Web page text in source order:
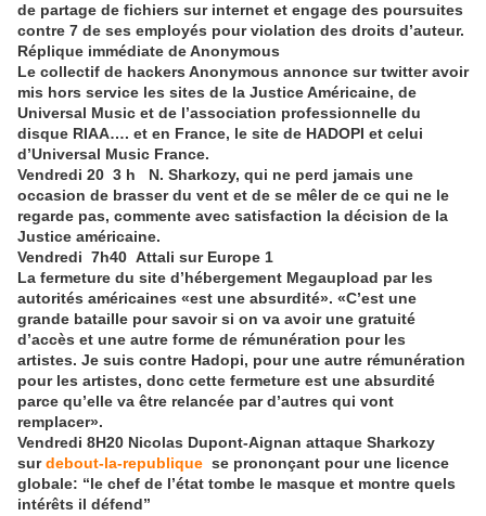
de partage de fichiers sur internet et engage des poursuites
contre 7 de ses employés pour violation des droits d’auteur.
Réplique immédiate de Anonymous
Le collectif de hackers Anonymous annonce sur twitter avoir
mis hors service les sites de la Justice Américaine, de
Universal Music et de l’association professionnelle du
disque RIAA…. et en France, le site de HADOPI et celui
d’Universal Music France.
Vendredi 20 3 h N. Sharkozy, qui ne perd jamais une
occasion de brasser du vent et de se mêler de ce qui ne le
regarde pas, commente avec satisfaction la décision de la
Justice américaine.
Vendredi 7h40 Attali sur Europe 1
La fermeture du site d’hébergement Megaupload par les
autorités américaines «est une absurdité». «C’est une
grande bataille pour savoir si on va avoir une gratuité
d’accès et une autre forme de rémunération pour les
artistes. Je suis contre Hadopi, pour une autre rémunération
pour les artistes, donc cette fermeture est une absurdité
parce qu’elle va être relancée par d’autres qui vont
remplacer».
Vendredi 8H20 Nicolas Dupont-Aignan attaque Sharkozy
surdebout-la-republique se prononçant pour une licence
globale: “le chef de l’état tombe le masque et montre quels
intérêts il défend”